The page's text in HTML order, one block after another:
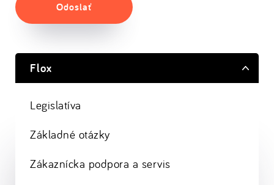
Odoslať
Flox
Legislatíva
Základné otázky
Zákaznícka podpora a servis